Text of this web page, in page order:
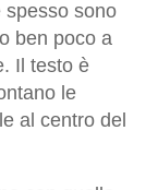
spesso sono
ben poco a
Il testo è
le
al centro del